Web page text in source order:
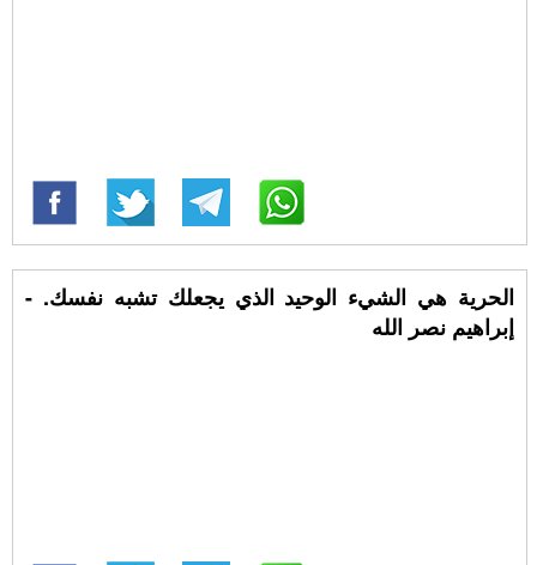
الحرية هي الشيء الوحيد الذي يجعلك تشبه نفسك. -
إبراهيم نصر الله